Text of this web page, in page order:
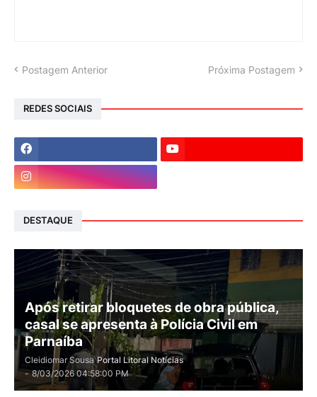
Postagem Anterior Próxima Postagem
REDES SOCIAIS
DESTAQUE
Após retirar bloquetes de obra pública,
casal se apresenta à Polícia Civil em
Parnaíba
Cleidiomar Sousa Portal Litoral Notícias
- 8/03/2026 04:58:00 PM